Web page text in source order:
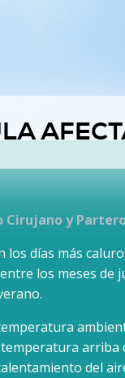
Cirujano y
días más
los meses de
arriba
del